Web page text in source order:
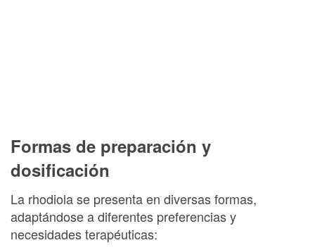
Formas de preparación y
dosificación
La rhodiola se presenta en diversas formas,
adaptándose a diferentes preferencias y
necesidades terapéuticas: